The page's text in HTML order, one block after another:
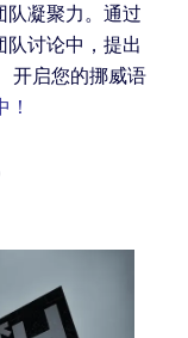
队凝聚力。通过
讨论中，提出
开启您的挪威语